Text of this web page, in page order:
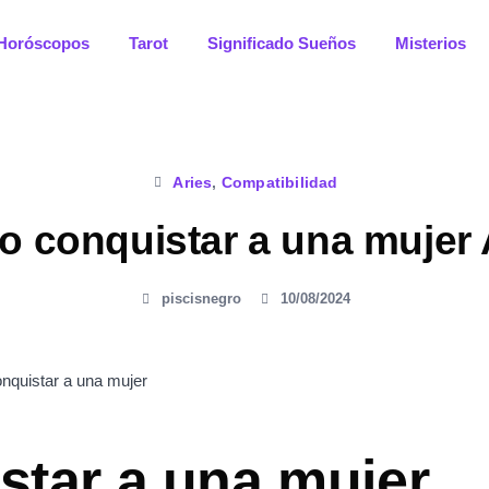
Tarot Significado Sueños Misterios
Aries, Compatibilidad
conquistar a una mujer
piscisnegro 10/08/2024